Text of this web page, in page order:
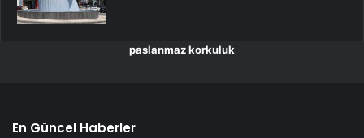
paslanmaz korkuluk
En Güncel Haberler